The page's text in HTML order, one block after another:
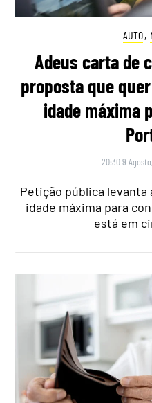
AUTO,
Adeus carta de
proposta que
idade máxima
20:30 9
Petição pública
idade máxima para
está em